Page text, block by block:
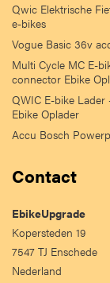
Qwic Elektrische
e-bikes
Vogue Basic 36v
Multi Cycle MC E-
connector Ebike
QWIC E-bike
Ebike Oplader
Accu Bosch
Contact
EbikeUpgrade
Kopersteden 19
7547 TJ Enschede
Nederland